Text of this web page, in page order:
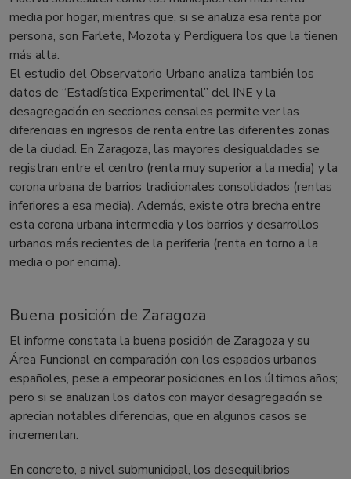
media por hogar, mientras que, si se analiza esa renta por
persona, son Farlete, Mozota y Perdiguera los que la tienen
más alta.
El estudio del Observatorio Urbano analiza también los
datos de “Estadística Experimental” del INE y la
desagregación en secciones censales permite ver las
diferencias en ingresos de renta entre las diferentes zonas
de la ciudad. En Zaragoza, las mayores desigualdades se
registran entre el centro (renta muy superior a la media) y la
corona urbana de barrios tradicionales consolidados (rentas
inferiores a esa media). Además, existe otra brecha entre
esta corona urbana intermedia y los barrios y desarrollos
urbanos más recientes de la periferia (renta en torno a la
media o por encima).
Buena posición de Zaragoza
El informe constata la buena posición de Zaragoza y su
Área Funcional en comparación con los espacios urbanos
españoles, pese a empeorar posiciones en los últimos años;
pero si se analizan los datos con mayor desagregación se
aprecian notables diferencias, que en algunos casos se
incrementan.
En concreto, a nivel submunicipal, los desequilibrios